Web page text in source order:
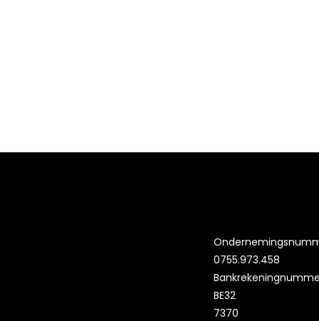
0755.973.458
BE32
7370